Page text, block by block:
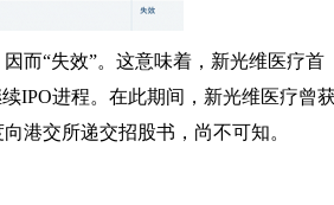
而“失效”。这意味着，新光维医疗首
IPO进程。在此期间，新光维医疗曾
港交所递交招股书，尚不可知。